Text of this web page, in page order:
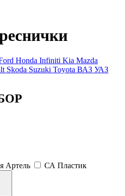
Honda Infiniti Kia Mazda
Skoda Suzuki Toyota ВАЗ УАЗ
Артель СА Пластик